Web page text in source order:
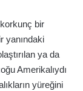
bir
yanındaki
ya da
Amerikalıydı
yüreğini